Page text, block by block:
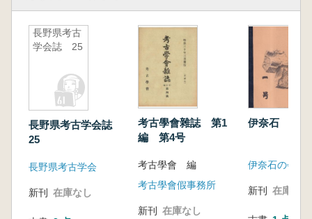
長野県考古
学会誌 25
長野県考古学会誌
25
長野県考古学会
新刊 在庫なし
考古學會雜誌 第1
編 第4号
考古學會 編
考古學會假事務所
新刊 在庫なし
伊奈石 1号
伊奈石の会
新刊 在庫なし